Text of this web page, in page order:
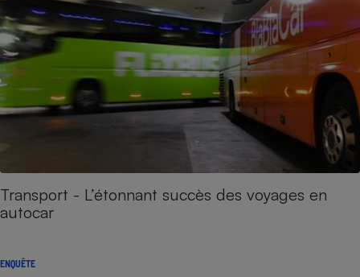
Transport - L’étonnant succès des voyages en
autocar
ENQUÊTE